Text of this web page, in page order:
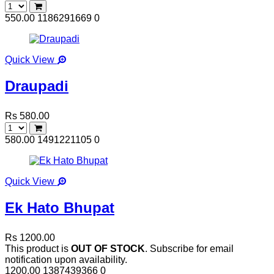
550.00 1186291669 0
Quick View
Draupadi
Rs 580.00
580.00 1491221105 0
Quick View
Ek Hato Bhupat
Rs 1200.00
This product is OUT OF STOCK. Subscribe for email
notification upon availability.
1200.00 1387439366 0